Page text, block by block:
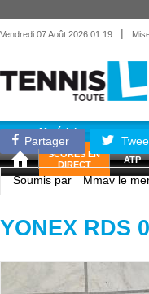
Vendredi 07 Août 2026 01:19 |
Matériel
SCORES EN
DIRECT
ATP
Partager
Soumis par Mmavle
YONEX RDS